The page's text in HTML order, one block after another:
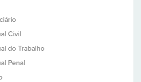
Civil
do Trabalho
Penal